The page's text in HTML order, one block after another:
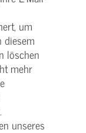
um
diesem
löschen
mehr
unseres